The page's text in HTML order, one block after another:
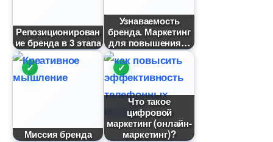
Репозиционирован
ие бренда в 3 этапа
Узнаваемость
ренда. Маркетин
для повышения
Миссия бренда
Что такое
цифровой
маркетинг (онлайн-
маркетинг)?